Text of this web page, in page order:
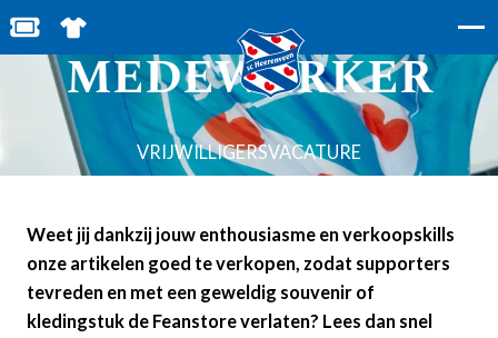
BESTEL JOUW TICKETS
SHOP IN DE FEANSTORE
FEANSTORE-
MEDEWERKER
VRIJWILLIGERSVACATURE
Weet jij dankzij jouw enthousiasme en verkoopskills
onze artikelen goed te verkopen, zodat supporters
tevreden en met een geweldig souvenir of
kledingstuk de Feanstore verlaten? Lees dan snel